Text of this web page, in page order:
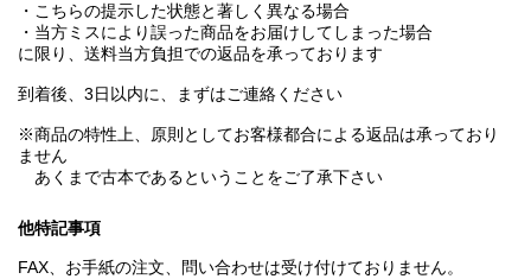
・こちらの提示した状態と著しく異なる場合
・当方ミスにより誤った商品をお届けしてしまった場合
に限り、送料当方負担での返品を承っております
到着後、3日以内に、まずはご連絡ください
※商品の特性上、原則としてお客様都合による返品は承っており
ません
あくまで古本であるということをご了承下さい
他特記事項
FAX、お手紙の注文、問い合わせは受け付けておりません。